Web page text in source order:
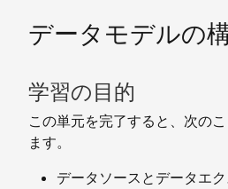
データモデルの
学習の目的
この単元を完了すると、次の
ます。
データソースとデータエ